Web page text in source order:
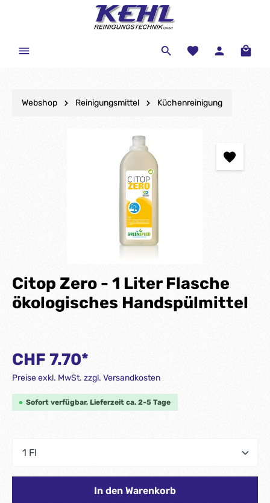
Webshop Reinigungsmittel Küchenreinigung
Citop Zero - 1 Liter Flasche
ökologisches Handspülmittel
CHF 7.70*
Preise exkl. MwSt. zzgl. Versandkosten
Sofort verfügbar, Lieferzeit ca. 2-5 Tage
In den Warenkorb